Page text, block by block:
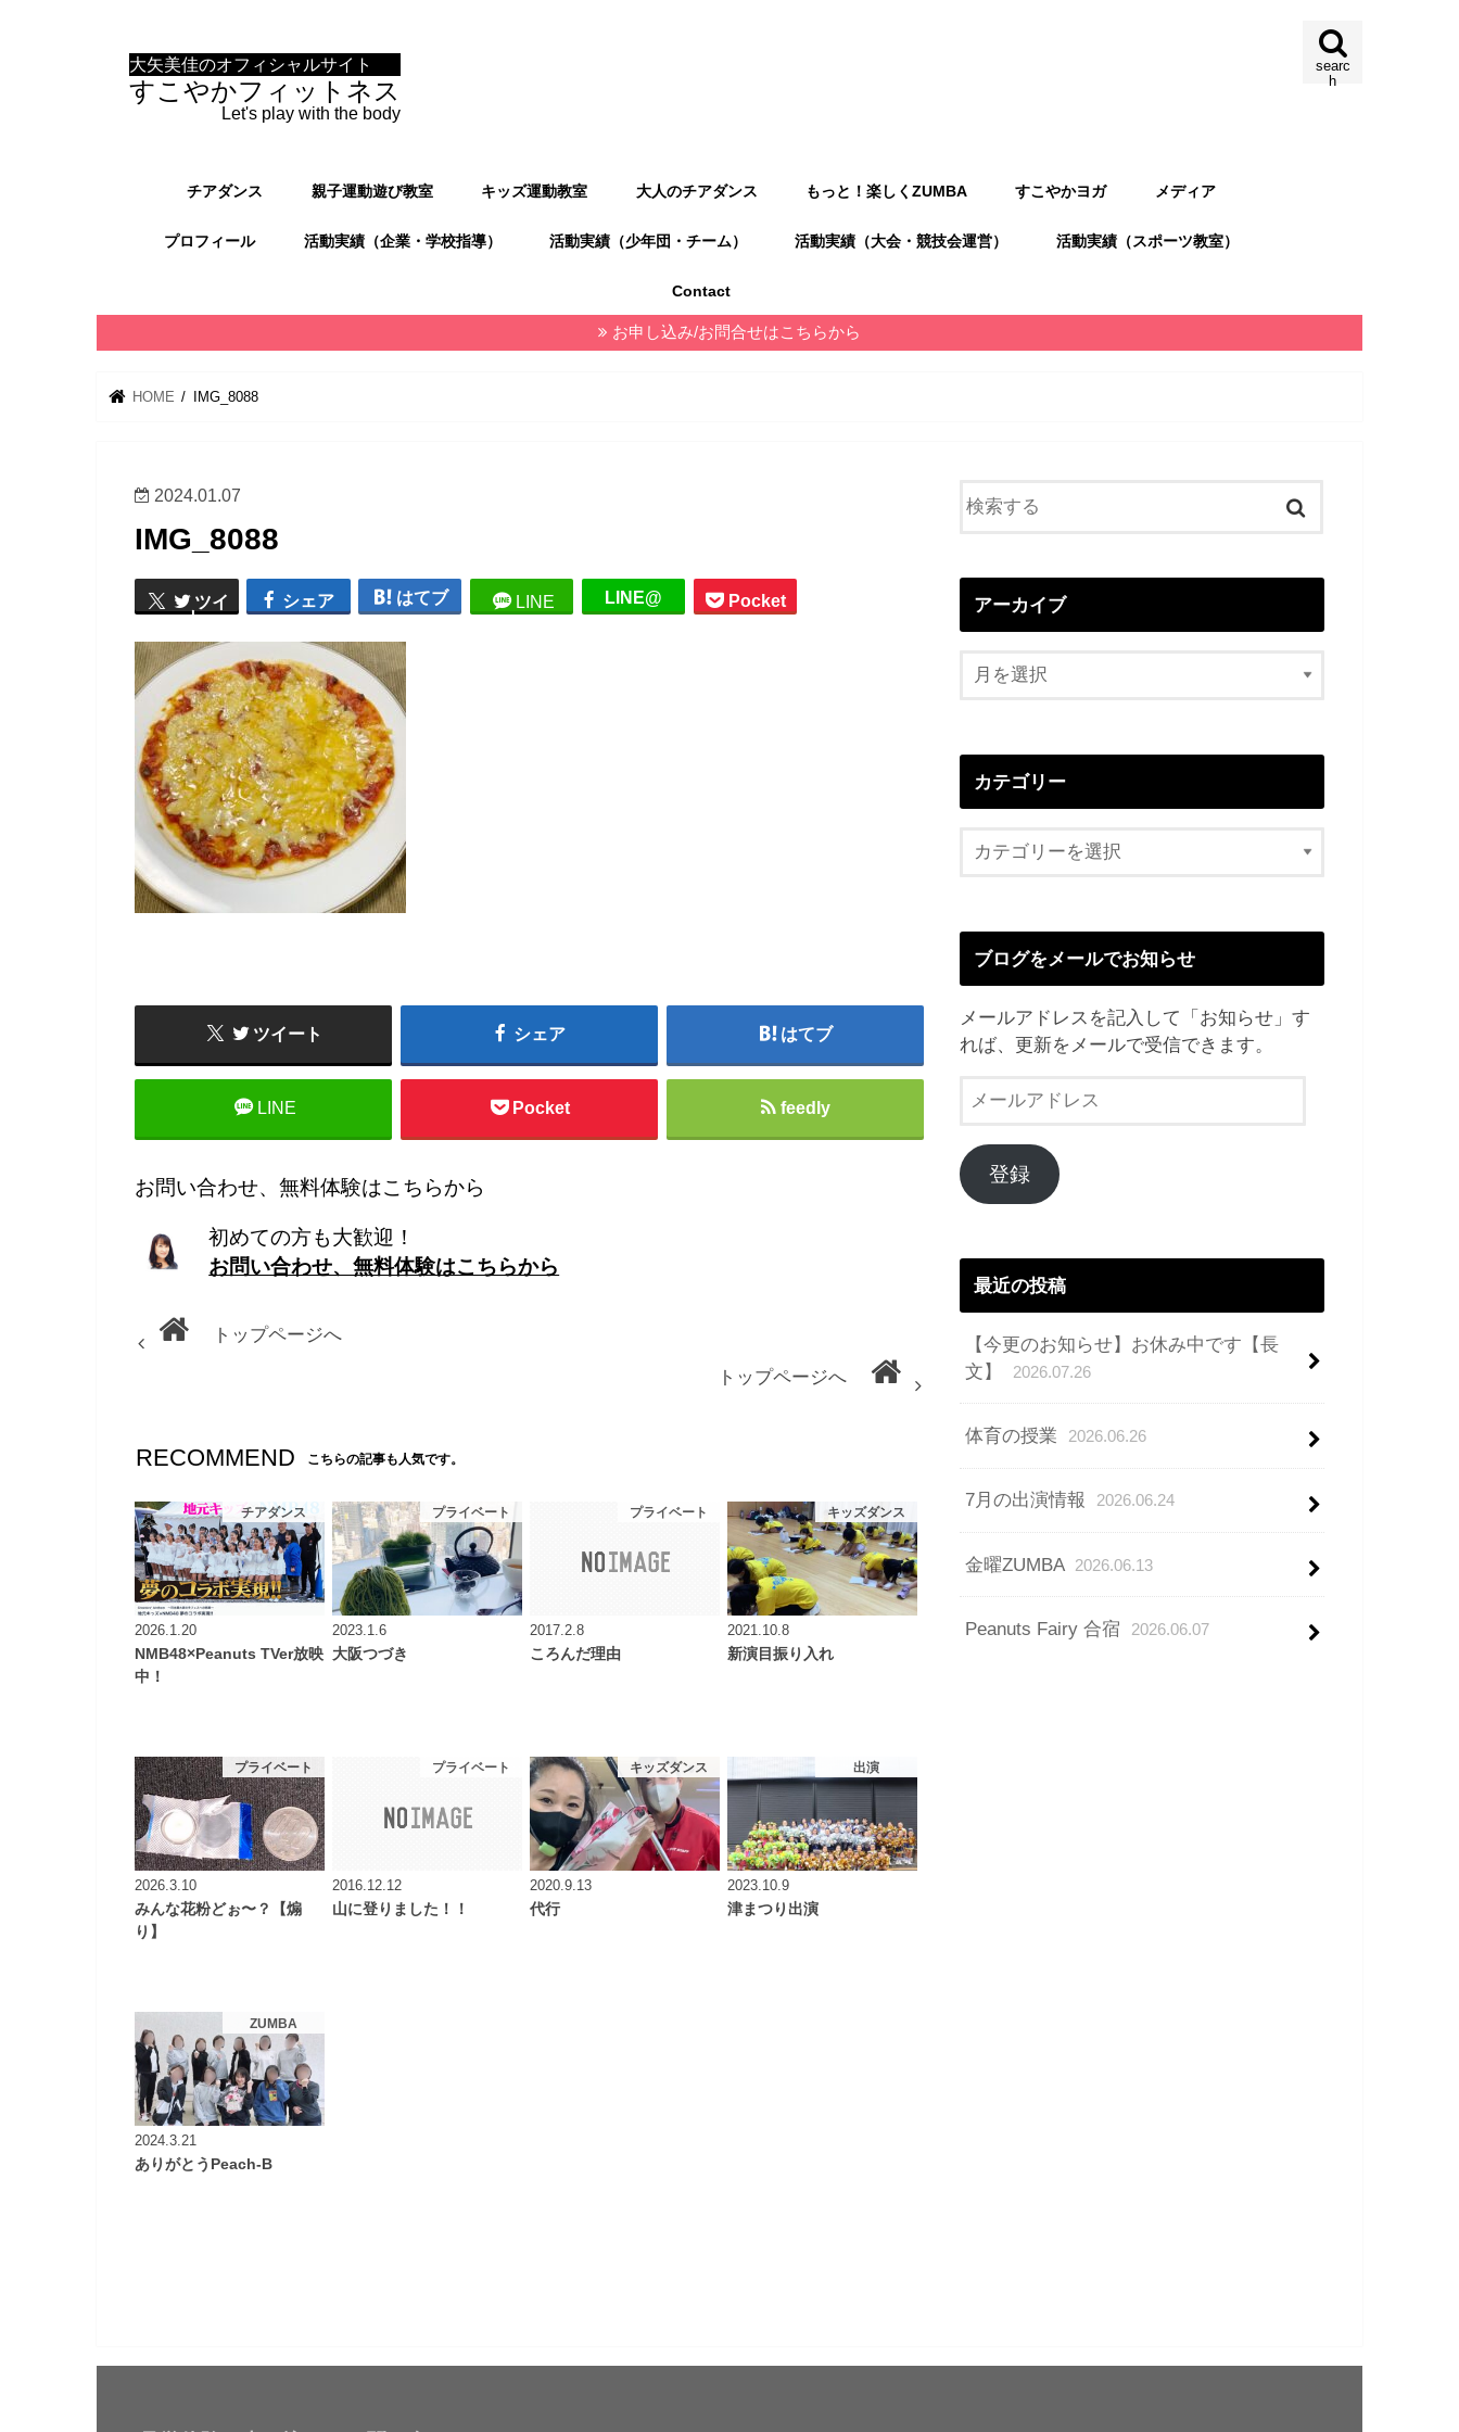
大矢美佳のオフィシャルサイト
すこやかフィットネス
Let's play with the body
searc
h
チアダンス 親子運動遊び教室 キッズ運動教室 大人のチアダンス もっと！楽しくZUMBA すこやかヨガ メディア
プロフィール 活動実績（企業・学校指導） 活動実績（少年団・チーム） 活動実績（大会・競技会運営） 活動実績（スポーツ教室）
Contact
お申し込み/お問合せはこちらから
HOME IMG_8088
2024.01.07
IMG_8088
ツイ
ート
シェア はてブ LINE LINE@ Pocket
ツイート シェア はてブ
LINE Pocket feedly
お問い合わせ、無料体験はこちらから
初めての方も大歓迎！
お問い合わせ、無料体験はこちらから
トップページへ
トップページへ
RECOMMEND こちらの記事も人気です。
チアダンス
2026.1.20
NMB48×Peanuts TVer放映
中！
プライベート
2023.1.6
大阪つづき
プライベート
2017.2.8
ころんだ理由
キッズダンス
2021.10.8
新演目振り入れ
プライベート
2026.3.10
みんな花粉どぉ〜？【煽
り】
プライベート
2016.12.12
山に登りました！！
キッズダンス
2020.9.13
代行
出演
2023.10.9
津まつり出演
ZUMBA
2024.3.21
ありがとうPeach-B
アーカイブ
カテゴリー
ブログをメールでお知らせ
メールアドレスを記入して「お知らせ」す
れば、更新をメールで受信できます。
ル
ア
ド
登録
最近の投稿
【今更のお知らせ】お休み中です【長
文】
2026.07.26
体育の授業 2026.06.26
7月の出演情報 2026.06.24
金曜ZUMBA 2026.06.13
Peanuts Fairy 合宿 2026.06.07